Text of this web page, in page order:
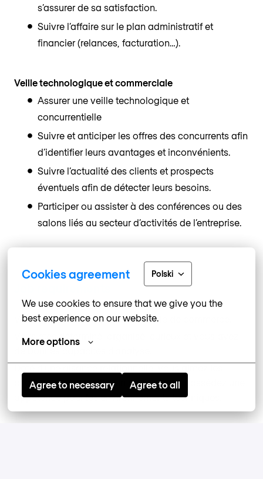
Cookies agreement Polski
We use cookies to ensure that we give you the
best experience on our website.
More options
Agree to necessary Agree to all
s’assurer de sa satisfaction.
Suivre l’affaire sur le plan administratif et
financier (relances, facturation…).
Veille technologique et commerciale
Assurer une veille technologique et
concurrentielle
Suivre et anticiper les offres des concurrents afin
d’identifier leurs avantages et inconvénients.
Suivre l’actualité des clients et prospects
éventuels afin de détecter leurs besoins.
Participer ou assister à des conférences ou des
salons liés au secteur d’activités de l’entreprise.
Vous entrez en 4ème année d’école de commerce.
Vous êtes déterminé, organisé, curieux et vous avez
challenges et travailler en équipe Vous possédez une
appétence pour les environnements techniques.